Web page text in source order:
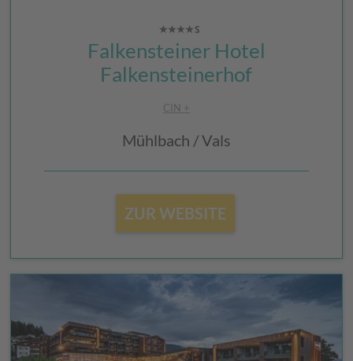
Falkensteiner Hotel
Falkensteinerhof
CIN +
Mühlbach / Vals
ZUR WEBSITE